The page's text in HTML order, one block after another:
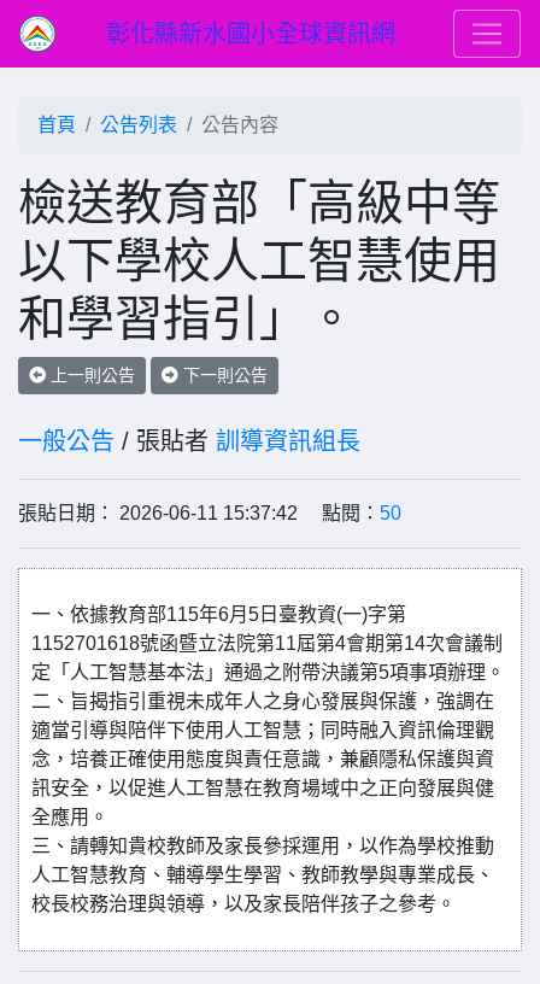
彰化縣新水國小全球資訊網
首頁 公告列表 公告內容
檢送教育部「高級中等
以下學校人工智慧使用
和學習指引」。
上一則公告 下一則公告
一般公告 / 張貼者 訓導資訊組長
張貼日期： 2026-06-11 15:37:42 點閱： 50
一、依據教育部115年6月5日臺教資(一)字第
1152701618號函暨立法院第11屆第4會期第14次會議制
定「人工智慧基本法」通過之附帶決議第5項事項辦理。
二、旨揭指引重視未成年人之身心發展與保護，強調在
適當引導與陪伴下使用人工智慧；同時融入資訊倫理觀
念，培養正確使用態度與責任意識，兼顧隱私保護與資
訊安全，以促進人工智慧在教育場域中之正向發展與健
全應用。
三、請轉知貴校教師及家長參採運用，以作為學校推動
人工智慧教育、輔導學生學習、教師教學與專業成長、
校長校務治理與領導，以及家長陪伴孩子之參考。